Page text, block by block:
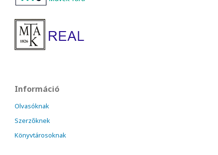
Információ
Olvasóknak
Szerzőknek
Könyvtárosoknak